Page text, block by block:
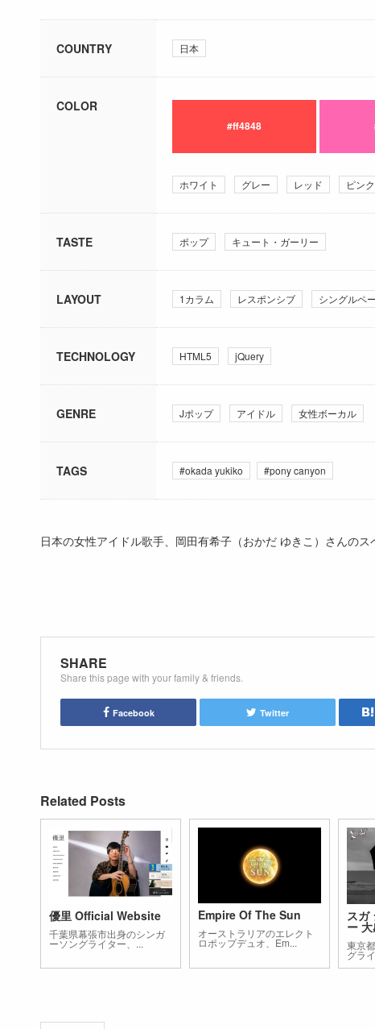
COUNTRY 日本
COLOR
#ff4848
ホワイト グレー レッド ピンク
TASTE ポップ キュート・ガーリー
LAYOUT 1カラム レスポンシブ シングルペ
TECHNOLOGY HTML5 jQuery
GENRE Jポップ アイドル 女性ボーカル
TAGS #okada yukiko #pony canyon
日本の女性アイドル歌手、岡田有希子（おかだ ゆきこ）さんの
SHARE
Share this page with your family & friends.
Facebook Twitter
Related Posts
優里 Official Website
千葉県幕張市出身のシンガ
ーソングライター、...
Empire Of The Sun
オーストラリアのエレクト
ロポップデュオ、Em...
スガ
ー
東京
グラ